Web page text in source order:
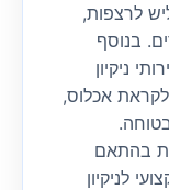
לרצפות,
בנוסף
ניקיון
לקראת אכלוס,
בהתאם
לניקיון